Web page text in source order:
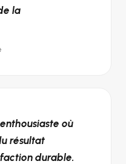
la
où
résultat
durable.